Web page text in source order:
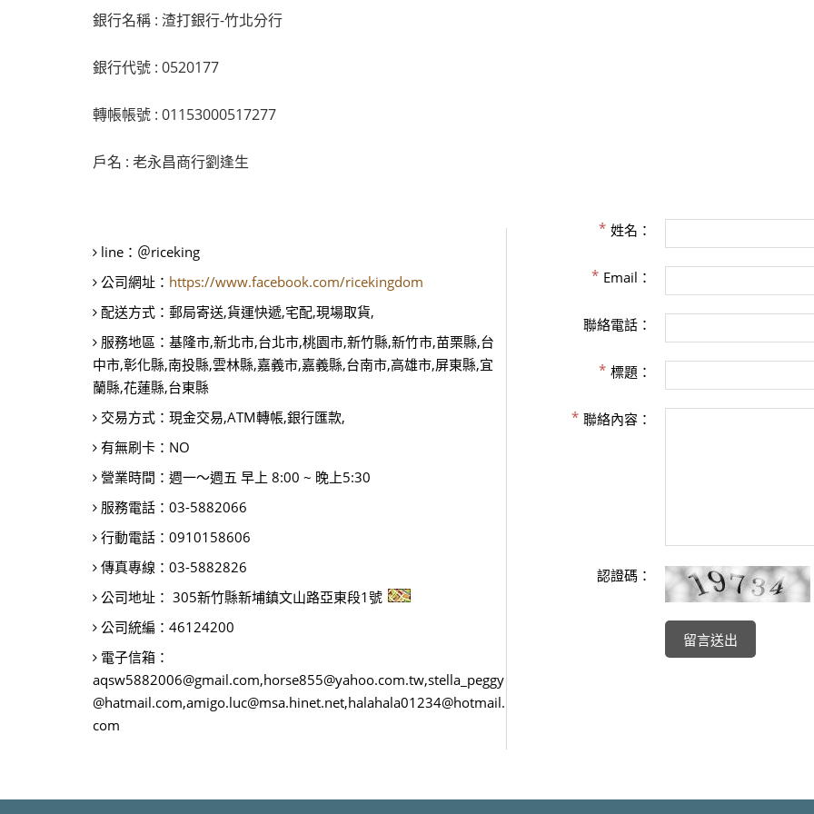
銀行名稱 : 渣打銀行-竹北分行
銀行代號 : 0520177
轉帳帳號 : 01153000517277
戶名 : 老永昌商行劉逢生
line： ＠riceking
公司網址： https://www.facebook.com/ricekingdom
配送方式： 郵局寄送,貨運快遞,宅配,現場取貨,
服務地區： 基隆市,新北市,台北市,桃園市,新竹縣,新竹市,苗栗縣,台
中市,彰化縣,南投縣,雲林縣,嘉義市,嘉義縣,台南市,高雄市,屏東縣,宜
蘭縣,花蓮縣,台東縣
交易方式： 現金交易,ATM轉帳,銀行匯款,
有無刷卡： NO
營業時間： 週一～週五 早上 8:00 ~ 晚上5:30
服務電話： 03-5882066
行動電話： 0910158606
傳真專線： 03-5882826
公司地址： 305新竹縣新埔鎮文山路亞東段1號
公司統編： 46124200
電子信箱：
aqsw5882006@gmail.com,horse855@yahoo.com.tw,stella_peggy
@hatmail.com,amigo.luc@msa.hinet.net,halahala01234@hotmail.
com
姓名：
Email：
聯絡電話：
標題：
聯絡內容：
認證碼：